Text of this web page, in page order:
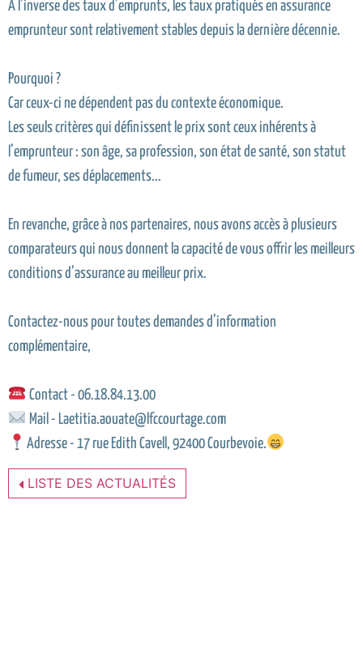
À l’inverse des taux d’emprunts, les taux pratiqués en assurance
emprunteur sont relativement stables depuis la dernière décennie.
Pourquoi ?
Car ceux-ci ne dépendent pas du contexte économique.
Les seuls critères qui définissent le prix sont ceux inhérents à
l’emprunteur : son âge, sa profession, son état de santé, son statut
de fumeur, ses déplacements...
En revanche, grâce à nos partenaires, nous avons accès à plusieurs
comparateurs qui nous donnent la capacité de vous offrir les meilleurs
conditions d’assurance au meilleur prix.
Contactez-nous pour toutes demandes d’information
complémentaire,
Contact - 06.18.84.13.00
Mail - Laetitia.aouate@lfccourtage.com
Adresse - 17 rue Edith Cavell, 92400 Courbevoie.
LISTE DES ACTUALITÉS